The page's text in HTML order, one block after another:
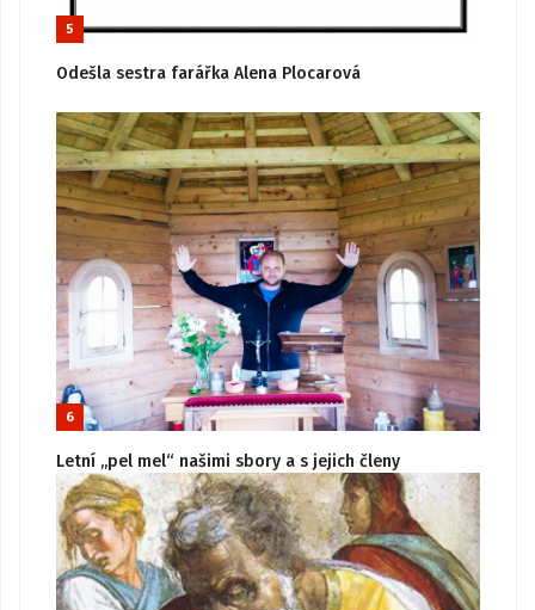
5
Odešla sestra farářka Alena Plocarová
6
Letní „pel mel“ našimi sbory a s jejich členy